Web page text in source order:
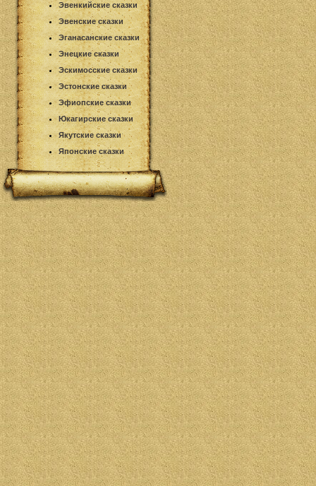
Эвенкийские сказки
Эвенские сказки
Эганасанские сказки
Энецкие сказки
Эскимосские сказки
Эстонские сказки
Эфиопские сказки
Юкагирские сказки
Якутские сказки
Японские сказки